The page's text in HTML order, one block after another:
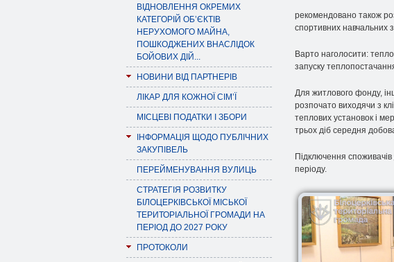
ВІДНОВЛЕННЯ ОКРЕМИХ
КАТЕГОРІЙ ОБ’ЄКТІВ
НЕРУХОМОГО МАЙНА,
ПОШКОДЖЕНИХ ВНАСЛІДОК
БОЙОВИХ ДІЙ...
НОВИНИ ВІД ПАРТНЕРІВ
ЛІКАР ДЛЯ КОЖНОЇ СІМ’Ї
МІСЦЕВІ ПОДАТКИ І ЗБОРИ
ІНФОРМАЦІЯ ЩОДО ПУБЛІЧНИХ
ЗАКУПІВЕЛЬ
ПЕРЕЙМЕНУВАННЯ ВУЛИЦЬ
СТРАТЕГІЯ РОЗВИТКУ
БІЛОЦЕРКІВСЬКОЇ МІСЬКОЇ
ТЕРИТОРІАЛЬНОЇ ГРОМАДИ НА
ПЕРІОД ДО 2027 РОКУ
ПРОТОКОЛИ
рекомендовано також
спортивних навчальних
Варто наголосити:
запуску
Для житлового фонду,
розпочато виходячи з
теплових установок і
трьох діб середня
Підключення
періоду.